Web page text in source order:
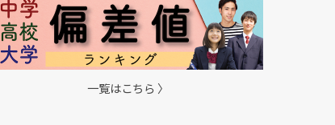
一覧はこちら 〉